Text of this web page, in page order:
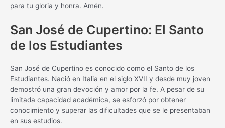
para tu gloria y honra. Amén.
San José de Cupertino: El Santo
de los Estudiantes
San José de Cupertino es conocido como el Santo de los
Estudiantes. Nació en Italia en el siglo XVII y desde muy joven
demostró una gran devoción y amor por la fe. A pesar de su
limitada capacidad académica, se esforzó por obtener
conocimiento y superar las dificultades que se le presentaban
en sus estudios.